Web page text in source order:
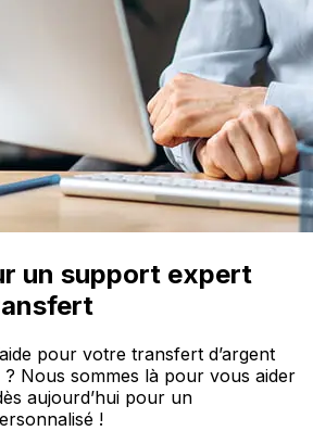
un support expert
pour votre transfert d’argent
Nous sommes là pour vous aider
aujourd’hui pour un
!